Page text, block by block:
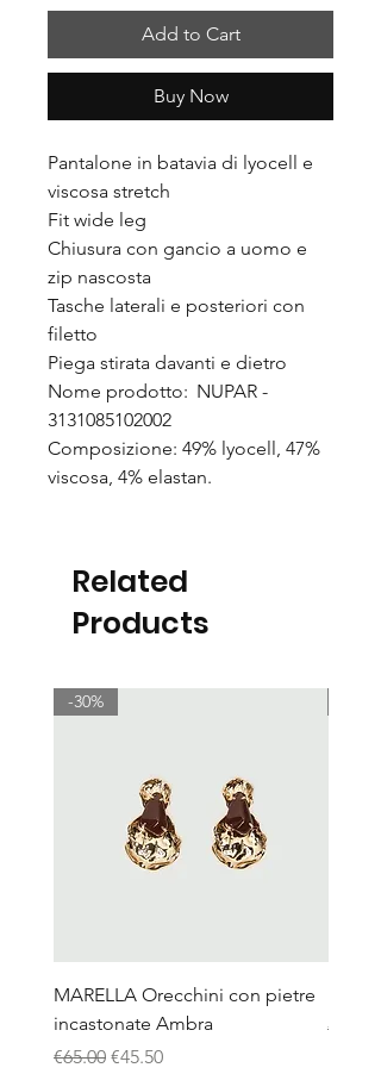
Add to Cart
Buy Now
Pantalone in batavia di lyocell e
viscosa stretch
Fit wide leg
Chiusura con gancio a uomo e
zip nascosta
Tasche laterali e posteriori con
filetto
Piega stirata davanti e dietro
Nome prodotto: NUPAR -
3131085102002
Composizione: 49% lyocell, 47%
viscosa, 4% elastan.
Related
Products
-30%
MARELLA Orecchini con pietre
incastonate Ambra
Regular Price
€65.00 Sale Price
€45.50
€120.00